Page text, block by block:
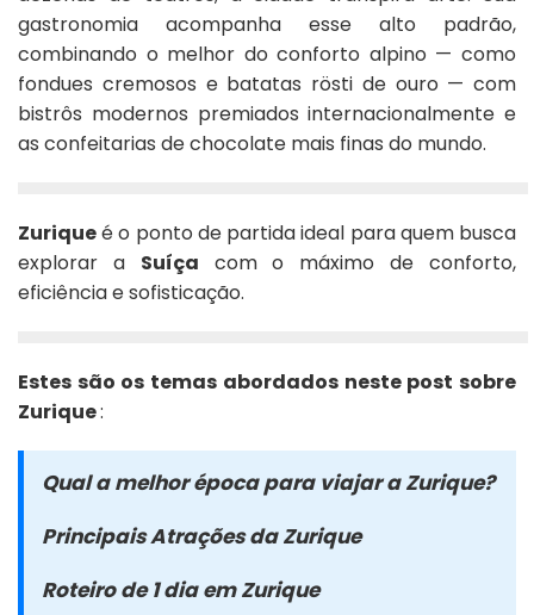
gastronomia acompanha esse alto padrão,
combinando o melhor do conforto alpino — como
fondues cremosos e batatas rösti de ouro — com
bistrôs modernos premiados internacionalmente e
as confeitarias de chocolate mais finas do mundo.
Zuriqueé o ponto de partida ideal para quem busca
explorar a Suíça com o máximo de conforto,
eficiência e sofisticação.
Estes são os temas abordados neste post sobre
Zurique:
Qual a melhor época para viajar a Zurique?
Principais Atrações da Zurique
Roteiro de 1 dia em Zurique